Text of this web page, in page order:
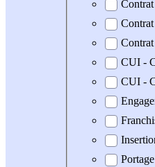
CUI -
CUI -